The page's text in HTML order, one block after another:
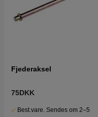
Fjederaksel
75DKK
Best.vare. Sendes om 2–5